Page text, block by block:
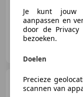
Autobedrijf Berenpas B.V.
Je kunt jouw
aanpassen en
door de
bezoeken.
Doelen
Precieze
scannen van